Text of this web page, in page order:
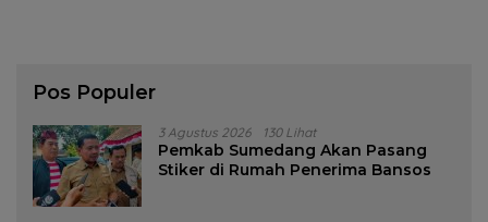
Pos Populer
3 Agustus 2026 130 Lihat
Pemkab Sumedang Akan Pasang
Stiker di Rumah Penerima Bansos